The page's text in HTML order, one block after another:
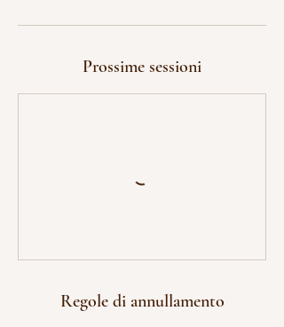
Prossime sessioni
Regole di annullamento